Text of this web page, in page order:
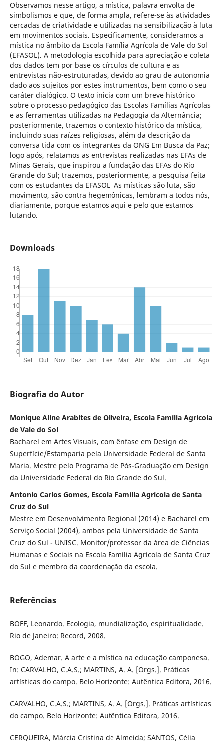
Observamos nesse artigo, a mística, palavra envolta de
simbolismos e que, de forma ampla, refere-se às atividades
cercadas de criatividade e utilizadas na sensibilização à luta
em movimentos sociais. Especificamente, consideramos a
mística no âmbito da Escola Família Agrícola de Vale do Sol
(EFASOL). A metodologia escolhida para apreciação e coleta
dos dados tem por base os círculos de cultura e as
entrevistas não-estruturadas, devido ao grau de autonomia
dado aos sujeitos por estes instrumentos, bem como o seu
caráter dialógico. O texto inicia com um breve histórico
sobre o processo pedagógico das Escolas Famílias Agrícolas
e as ferramentas utilizadas na Pedagogia da Alternância;
posteriormente, trazemos o contexto histórico da mística,
incluindo suas raízes religiosas, além da descrição da
conversa tida com os integrantes da ONG Em Busca da Paz;
logo após, relatamos as entrevistas realizadas nas EFAs de
Minas Gerais, que inspirou a fundação das EFAs do Rio
Grande do Sul; trazemos, posteriormente, a pesquisa feita
com os estudantes da EFASOL. As místicas são luta, são
movimento, são contra hegemônicas, lembram a todos nós,
diariamente, porque estamos aqui e pelo que estamos
lutando.
Downloads
Biografia do Autor
Monique Aline Arabites de Oliveira, Escola Família Agrícola
de Vale do Sol
Bacharel em Artes Visuais, com ênfase em Design de
Superfície/Estamparia pela Universidade Federal de Santa
Maria. Mestre pelo Programa de Pós-Graduação em Design
da Universidade Federal do Rio Grande do Sul.
Antonio Carlos Gomes, Escola Família Agrícola de Santa
Cruz do Sul
Mestre em Desenvolvimento Regional (2014) e Bacharel em
Serviço Social (2004), ambos pela Universidade de Santa
Cruz do Sul - UNISC. Monitor/professor da área de Ciências
Humanas e Sociais na Escola Família Agrícola de Santa Cruz
do Sul e membro da coordenação da escola.
Referências
BOFF, Leonardo. Ecologia, mundialização, espiritualidade.
Rio de Janeiro: Record, 2008.
BOGO, Ademar. A arte e a mística na educação camponesa.
In: CARVALHO, C.A.S.; MARTINS, A. A. [Orgs.]. Práticas
artísticas do campo. Belo Horizonte: Autêntica Editora, 2016.
CARVALHO, C.A.S.; MARTINS, A. A. [Orgs.]. Práticas artísticas
do campo. Belo Horizonte: Autêntica Editora, 2016.
CERQUEIRA, Márcia Cristina de Almeida; SANTOS, Célia